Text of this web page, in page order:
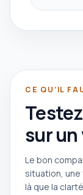
CE QU’IL
sur un
Le bon
situation, une
là que la